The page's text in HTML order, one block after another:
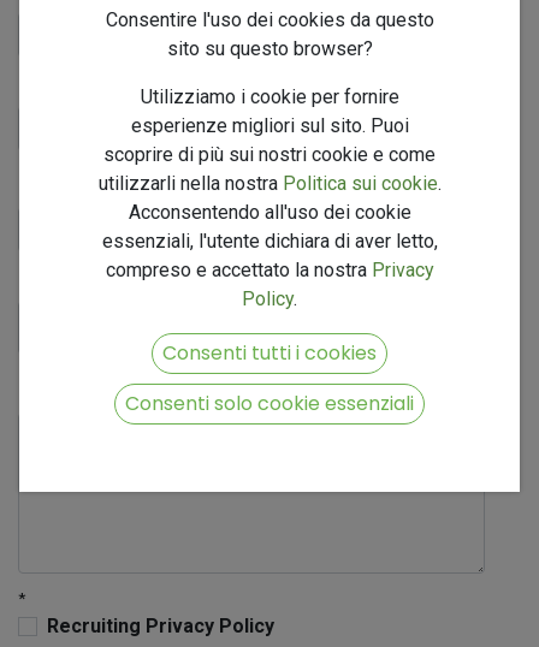
Il tuo numero di telefono *
Profilo LinkedIn
Introduzione Breve
*
Recruiting Privacy Policy
Consentire l'uso dei cookies da questo
sito su questo browser?
Utilizziamo i cookie per fornire
esperienze migliori sul sito. Puoi
scoprire di più sui nostri cookie e come
utilizzarli nella nostra Politica sui cookie.
Acconsentendo all'uso dei cookie
essenziali, l'utente dichiara di aver letto,
compreso e accettato la nostra Privacy
Policy.
Consenti tutti i cookies
Consenti solo cookie essenziali